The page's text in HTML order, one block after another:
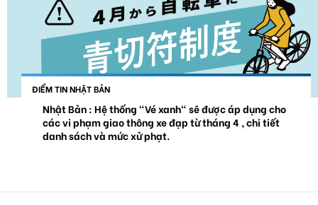
ĐIỂM TIN NHẬT BẢN
Nhật Bản : Hệ thống "Vé xanh" sẽ được áp dụng cho
các vi phạm giao thông xe đạp từ tháng 4 , chi tiết
danh sách và mức xử phạt.